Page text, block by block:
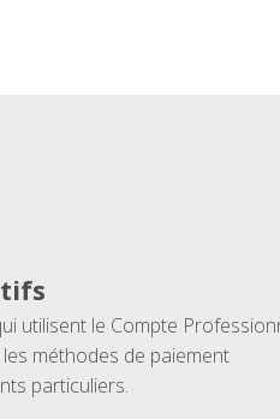
utilisent le Compte
méthodes de paiement
particuliers.